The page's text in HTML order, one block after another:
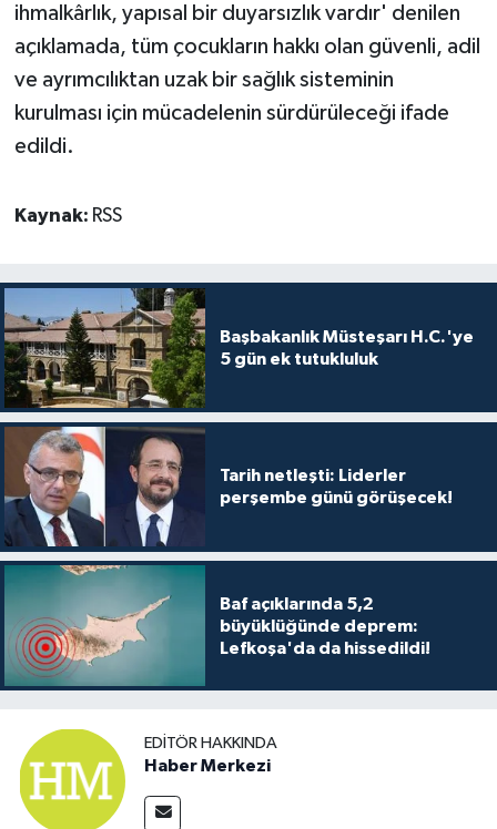
ihmalkârlık, yapısal bir duyarsızlık vardır' denilen
açıklamada, tüm çocukların hakkı olan güvenli, adil
ve ayrımcılıktan uzak bir sağlık sisteminin
kurulması için mücadelenin sürdürüleceği ifade
edildi.
Kaynak: RSS
Başbakanlık Müsteşarı H.C.'ye
5 gün ek tutukluluk
Tarih netleşti: Liderler
perşembe günü görüşecek!
Baf açıklarında 5,2
büyüklüğünde deprem:
Lefkoşa'da da hissedildi!
EDITÖR HAKKINDA
Haber Merkezi